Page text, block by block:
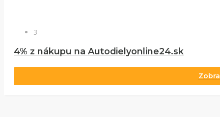
3
4% z nákupu na Autodielyonline24.sk